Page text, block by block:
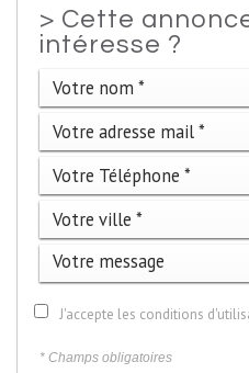
> Cette
intéresse ?
J'accepte les conditions
* Champs obligatoires